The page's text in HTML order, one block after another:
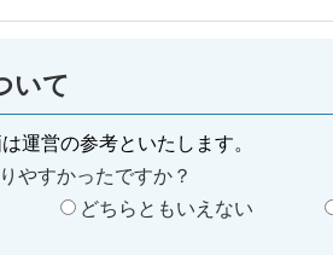
いて
運営の参考といたします。
やすかったですか？
どちらともいえない